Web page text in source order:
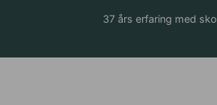
37 års erfaring med sko